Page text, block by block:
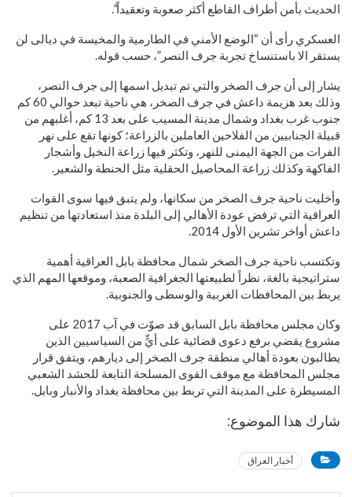
الحديث بأمن أطراف القاطع أكثر صعوبة وتعقيداً”.
العسكري رأى أن “الوضع الأمني في الطارمية والمخيسة في ديالى لن
يستقر الا باستنساخ تجربة جرف النصر”، حسب قوله.
يشار إلى أن جرف الصخر والتي تم تبديل اسمها إلى جرف النصر،
وذلك بعد هزيمة داعش في جرف الصخر، هي ناحية تبعد حوالي 60 كم
جنوب غرب بغداد وشمال مدينة المسيب على بعد 13 كم، أغلبهم من
قبيلة الجنابيين من الفلاحين العاملين بالزراعة؛ كونها تقع على نهر
الفرات من الجهة اليمنى للنهر، وتكثر فيها زراعة النخيل وأشجار
الفاكهة وكذلك زراعة المحاصيل الحقلية مثل الحنطة والشعير.
وأخليت ناحية جرف الصخر من سكانها، ولم يتبق فيها سوى القوات
العراقية التي ترفض عودة الأهالي إلى البلدة منذ استعادتها من تنظيم
داعش أواخر تشرين الأول 2014.
وتكتسب ناحية جرف الصخر شمال محافظة بابل العراقية أهمية
ستراتيجية بالغة، نظراً لطبيعتها الجغرافية الصعبة، وموقعها المهم الذي
يربط بين المحافظات الغربية والوسطى والجنوبية.
وكان مجلس محافظة بابل السابق قد صوّت في آب 2017 على
مشروع يقضي برفع دعوى قضائية على أيٍّ من السياسيين الذين
يطالبون بعودة أهالي منطقة جرف الصخر إلى ديارهم، ويتفق قرار
مجلس المحافظة مع موقف القوى المسلحة التابعة للحشد الشعبي
المسيطرة على المدينة التي تربط بين محافظة بغداد والأنبار وبابل.
شارك هذا الموضوع:
أخبار العراق